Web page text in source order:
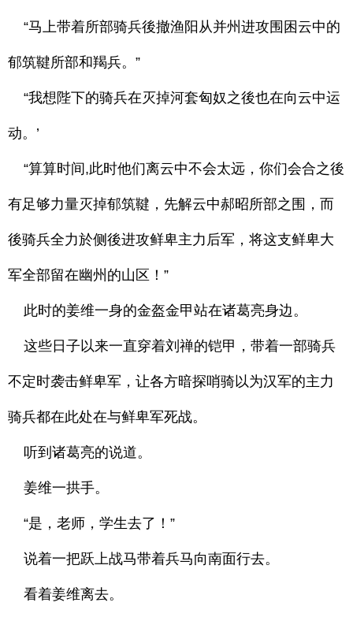
“马上带着所部骑兵後撤渔阳从并州进攻围困云中的
郁筑鞬所部和羯兵。”
“我想陛下的骑兵在灭掉河套匈奴之後也在向云中运
动。’
“算算时间,此时他们离云中不会太远，你们会合之後
有足够力量灭掉郁筑鞬，先解云中郝昭所部之围，而
後骑兵全力於侧後进攻鲜卑主力后军，将这支鲜卑大
军全部留在幽州的山区！”
此时的姜维一身的金盔金甲站在诸葛亮身边。
这些日子以来一直穿着刘禅的铠甲，带着一部骑兵
不定时袭击鲜卑军，让各方暗探哨骑以为汉军的主力
骑兵都在此处在与鲜卑军死战。
听到诸葛亮的说道。
姜维一拱手。
“是，老师，学生去了！”
说着一把跃上战马带着兵马向南面行去。
看着姜维离去。